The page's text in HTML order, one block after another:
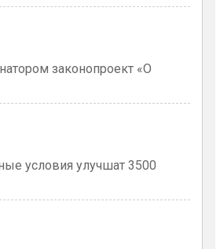
законопроект «О
условия улучшат 3500